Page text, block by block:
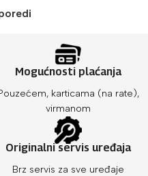
Mogućnosti plaćanja
karticama (na rate),
virmanom
Originalni servis uređaja
Brz servis za sve uređaje